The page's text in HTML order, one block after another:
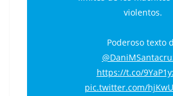
violentos.
Poderoso texto
https://t.co/
pic.twitter.com/